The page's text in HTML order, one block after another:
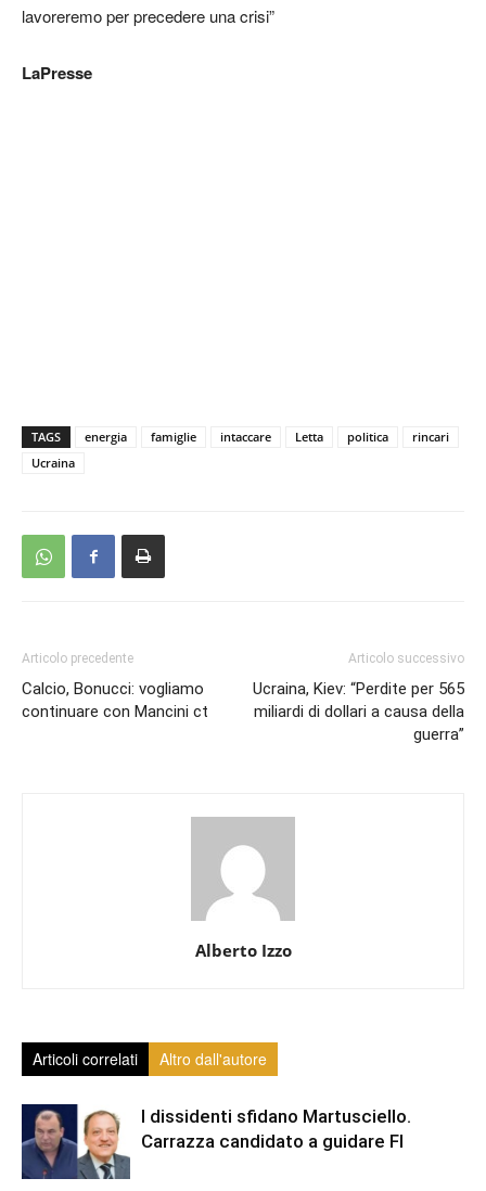
lavoreremo per precedere una crisi”
LaPresse
TAGS energia famiglie intaccare Letta politica
rincari
Ucraina
Articolo precedente
Calcio, Bonucci: vogliamo
continuare con Mancini ct
Articolo successivo
Ucraina, Kiev: “Perdite per 565
miliardi di dollari a causa della
guerra”
Alberto Izzo
Articoli correlati Altro dall'autore
I dissidenti sfidano Martusciello.
Carrazza candidato a guidare FI